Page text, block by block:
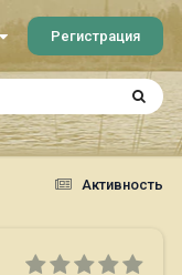
Регистрация
Активность